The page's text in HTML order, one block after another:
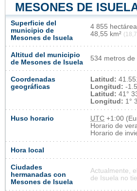
MESONES DE
Superficie del
municipio de
Mesones de Isuela
4 855
48,55 km²
Altitud del municipio
de Mesones de Isuela
534 metros de
Coordenadas
geográficas
Latitud:
Longitud: -
Latitud: 41°
Longitud: 1°
Huso horario UTC +1:00
Horario de
Horario de
Hora local
Ciudades
hermanadas con
Mesones de Isuela
Actualmente,
de Isuela no